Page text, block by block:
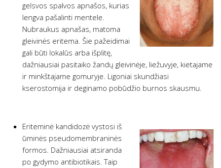
gelsvos spalvos apnašos, kurias
lengva pašalinti mentele.
Nubraukus apnašas, matoma
gleivinės eritema. Šie pažeidimai
gali būti lokalūs arba išplitę,
dažniausiai pasitaiko žandų gleivinėje, liežuvyje, kietajame
ir minkštajame gomuryje. Ligoniai skundžiasi
kserostomija ir deginamo pobūdžio burnos skausmu.
Eriteminė kandidozė vystosi iš
ūminės pseudomembraninės
formos. Dažniausiai atsiranda
po gydymo antibiotikais. Taip